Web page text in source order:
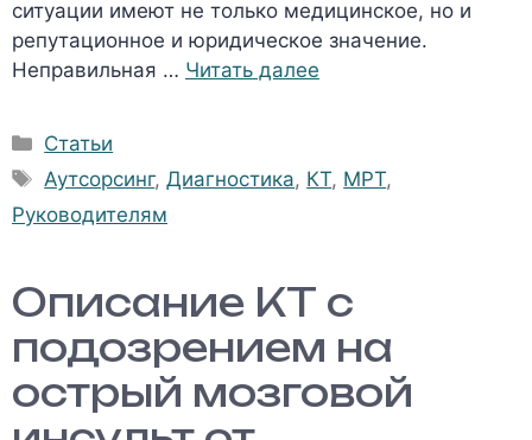
ситуации имеют не только медицинское, но и
репутационное и юридическое значение.
Неправильная … Читать далее
Рубрики
Статьи
Метки
Аутсорсинг,Диагностика, КТ, МРТ,
Руководителям
Описание КТ с
подозрением на
острый мозговой